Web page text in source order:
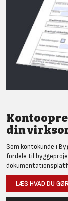
din
Som kontokunde i
fordele til
LÆS HVAD DU